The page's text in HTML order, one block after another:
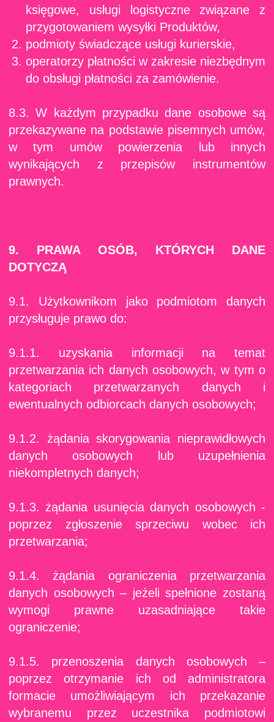
księgowe, usługi logistyczne związane z
przygotowaniem wysyłki Produktów,
podmioty świadczące usługi kurierskie,
operatorzy płatności w zakresie niezbędnym
do obsługi płatności za zamówienie.
8.3. W każdym przypadku dane osobowe są
przekazywane na podstawie pisemnych umów,
w tym umów powierzenia lub innych
wynikających z przepisów instrumentów
prawnych.
9. PRAWA OSÓB, KTÓRYCH DANE
DOTYCZĄ
9.1. Użytkownikom jako podmiotom danych
przysługuje prawo do:
9.1.1. uzyskania informacji na temat
przetwarzania ich danych osobowych, w tym o
kategoriach przetwarzanych danych i
ewentualnych odbiorcach danych osobowych;
9.1.2. żądania skorygowania nieprawidłowych
danych osobowych lub uzupełnienia
niekompletnych danych;
9.1.3. żądania usunięcia danych osobowych -
poprzez zgłoszenie sprzeciwu wobec ich
przetwarzania;
9.1.4. żądania ograniczenia przetwarzania
danych osobowych – jeżeli spełnione zostaną
wymogi prawne uzasadniające takie
ograniczenie;
9.1.5. przenoszenia danych osobowych –
poprzez otrzymanie ich od administratora
formacie umożliwiającym ich przekazanie
wybranemu przez uczestnika podmiotowi